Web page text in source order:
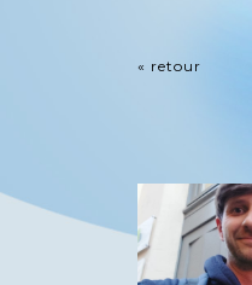
« retour